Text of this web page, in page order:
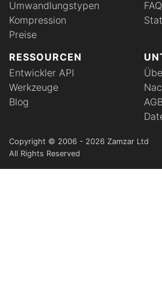
Umwandlungstypen
Kompression
Preise
FAQ
RESSOURCEN
Entwickler API
Werkzeuge
Blog
Copyright © 2006 - 2026 Zamzar Ltd
All Rights Reserved